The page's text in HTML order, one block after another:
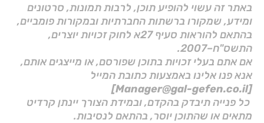
באתר זה עשוי להופיע תוכן, לרבות תמונות, סרטונים
ומידע, שמקורו ברשתות החברתיות ובמקורות פומביים,
בהתאם להוראות סעיף 27א לחוק זכויות יוצרים,
התשס"ח–2007.
אם אתם בעלי זכויות בתוכן שפורסם, או מייצגים אותם,
אנא פנו אלינו באמצעות כתובת המייל
[Manager@gal-gefen.co.il]
כל פנייה תיבדק בהקדם, ובמידת הצורך יינתן קרדיט
מתאים או שהתוכן יוסר, בהתאם לנסיבות.